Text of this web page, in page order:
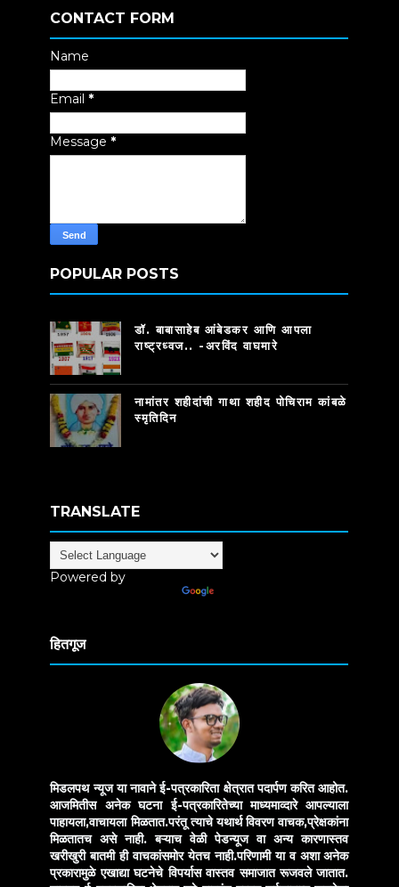
CONTACT FORM
Name
Email *
Message *
POPULAR POSTS
डॉ. बाबासाहेब आंबेडकर आणि आपला
राष्ट्रध्वज.. -अरविंद वाघमारे
नामांतर शहीदांची गाथा शहीद पोचिराम कांबळे
स्मृतिदिन
TRANSLATE
Powered by
हितगूज
मिडलपथ न्यूज या नावाने ई-पत्रकारिता क्षेत्रात पदार्पण करित आहोत.
आजमितीस अनेक घटना ई-पत्रकारितेच्या माध्यमाव्दारे आपल्याला
पाहायला,वाचायला मिळतात.परंतू त्याचे यथार्थ विवरण वाचक,प्रेक्षकांना
मिळतातच असे नाही. बऱ्याच वेळी पेडन्यूज वा अन्य कारणास्तव
खरीखुरी बातमी ही वाचकांसमोर येतच नाही.परिणामी या व अशा अनेक
प्रकारामुळे एखाद्या घटनेचे विपर्यास वास्तव समाजात रूजवले जातात.